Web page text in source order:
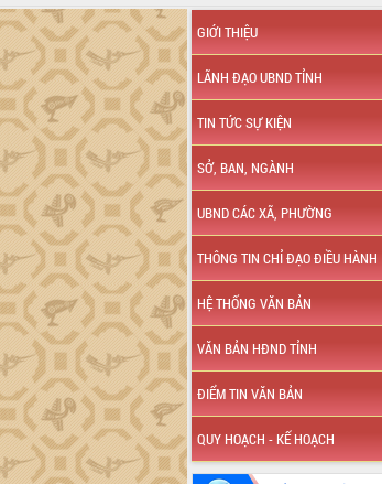
GIỚI THIỆU
LÃNH ĐẠO UBND TỈNH
TIN TỨC SỰ KIỆN
SỞ, BAN, NGÀNH
UBND CÁC XÃ, PHƯỜNG
THÔNG TIN CHỈ ĐẠO ĐIỀU HÀNH
HỆ THỐNG VĂN BẢN
VĂN BẢN HĐND TỈNH
ĐIỂM TIN VĂN BẢN
QUY HOẠCH - KẾ HOẠCH